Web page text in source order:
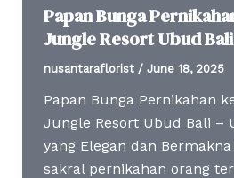
Papan Bunga
Jungle Resort Ubud Bali
nusantaraflorist / June 18, 2025
Papan Bunga Pernikahan
Jungle Resort Ubud Bali –
yang Elegan dan
sakral pernikahan orang